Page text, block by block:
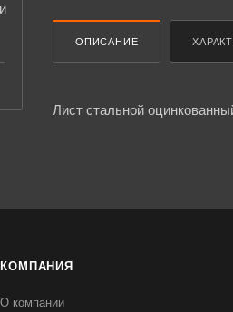
ОПИСАНИЕ
Лист стальной
КОМПАНИЯ
О компании